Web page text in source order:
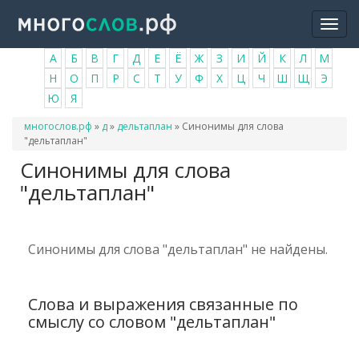
основному
содержанию
А Б В Г Д Е Ё Ж З И Й К Л
М
Н
О П Р С Т У Ф Х Ц Ч Ш Щ
Э
Ю
Я
Вы
здесь
многослов.рф » д» дельтаплан » Синонимы для слова
"дельтаплан"
Синонимы для слова
"дельтаплан"
Синонимы для слова "дельтаплан" не найдены.
Слова и выражения связанные по
смыслу со словом "дельтаплан"